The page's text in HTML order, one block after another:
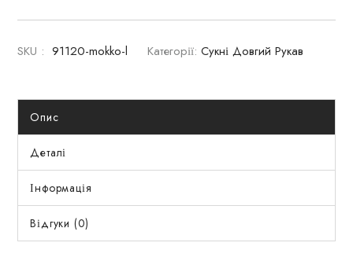
SKU : 91120-mokko-l Категорії: Сукні Довгий Рукав
Опис
Деталі
Інформація
Відгуки (0)